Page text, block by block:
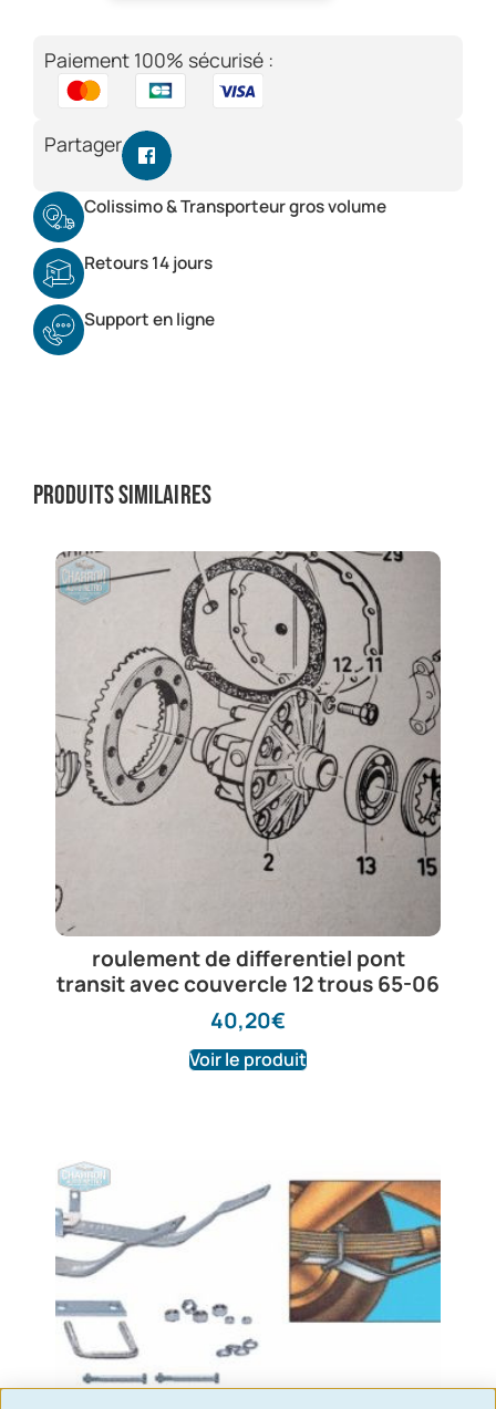
Paiement 100% sécurisé :
Partager
Colissimo & Transporteur gros volume
Retours 14 jours
Support en ligne
Produits similaires
roulement de differentiel pont
transit avec couvercle 12 trous 65-06
40,20€
Voir le produit